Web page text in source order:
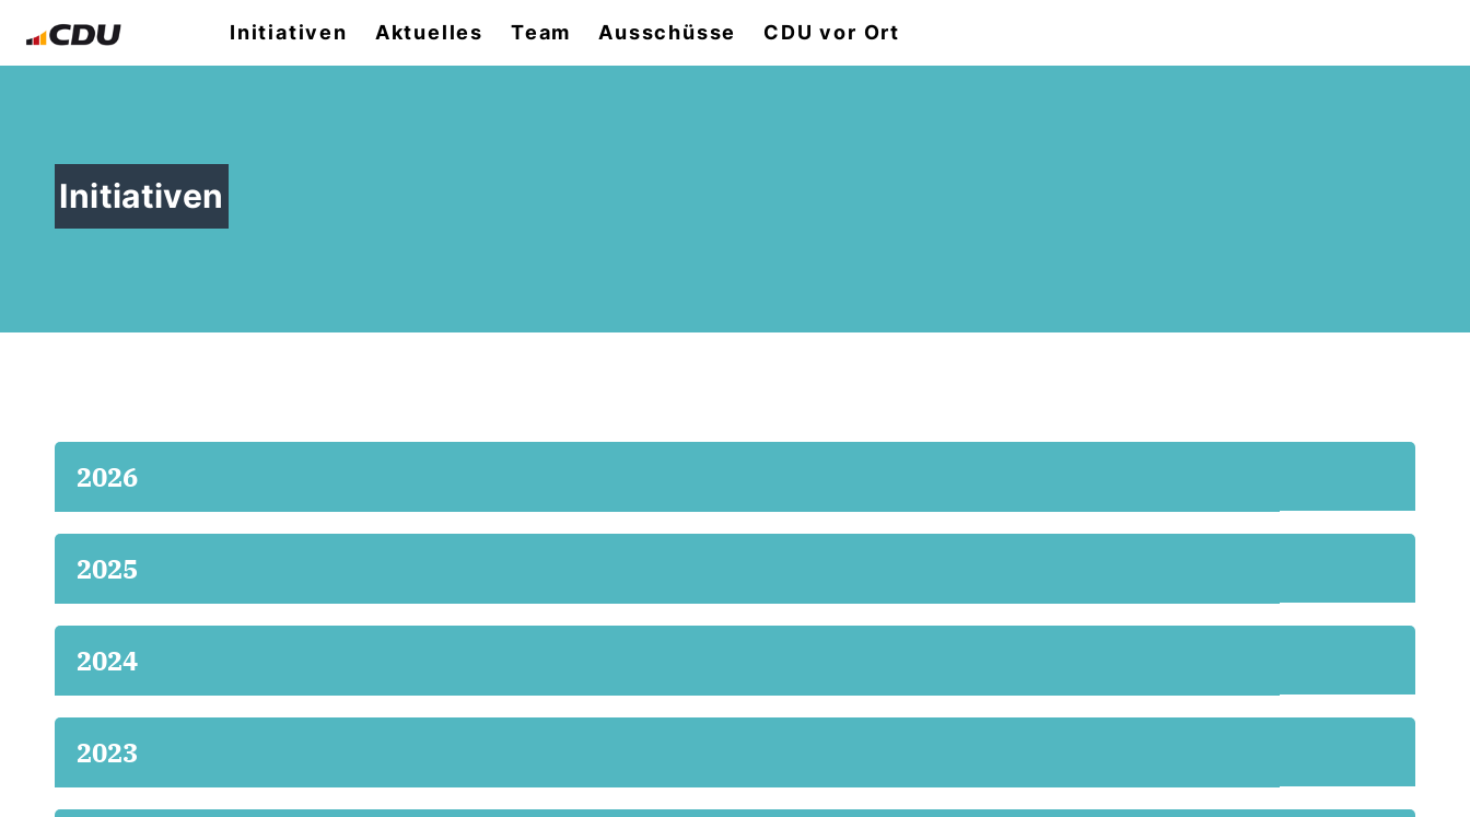
Initiativen Aktuelles Team Ausschüsse CDU vor Ort
Initiativen
2026
2025
2024
2023